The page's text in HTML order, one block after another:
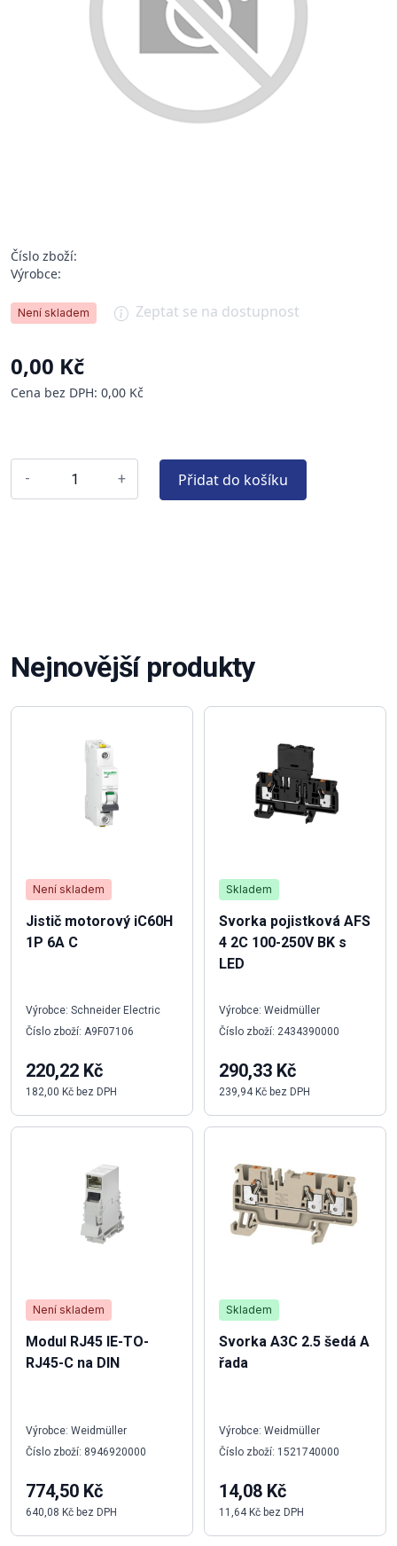
Číslo zboží:
Výrobce:
Není skladem Zeptat se na dostupnost
0,00 Kč
Cena bez DPH: 0,00 Kč
- + Přidat do košíku
Nejnovější produkty
Není skladem
Jistič motorový iC60H
1P 6A C
Výrobce: Schneider Electric
Číslo zboží: A9F07106
220,22 Kč
182,00 Kč bez DPH
Není skladem
Modul RJ45 IE-TO-
RJ45-C na DIN
Výrobce: Weidmüller
Číslo zboží: 8946920000
774,50 Kč
640,08 Kč bez DPH
Skladem
Svorka pojistková AFS
4 2C 100-250V BK s
LED
Výrobce: Weidmüller
Číslo zboží: 2434390000
290,33 Kč
239,94 Kč bez DPH
Skladem
Svorka A3C 2.5 šedá A
řada
Výrobce: Weidmüller
Číslo zboží: 1521740000
14,08 Kč
11,64 Kč bez DPH